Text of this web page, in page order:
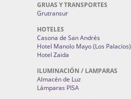
GRUAS Y TRANSPORTES
Grutransur
HOTELES
Casona de San Andrés
Hotel Manolo Mayo (Los Palacios)
Hotel Zaida
ILUMINACIÓN / LAMPARAS
Almacén de Luz
Lámparas PISA